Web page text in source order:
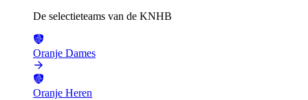
De selectieteams van de KNHB
Oranje Dames
Oranje Heren